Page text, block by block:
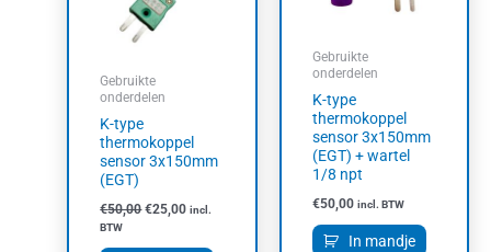
Gebruikte
onderdelen
K-type
thermokoppel
sensor 3x150mm
(EGT)
€50,00 €25,00 incl.
BTW
Gebruikte
onderdelen
K-type
thermokoppel
sensor 3x150mm
(EGT) + wartel
1/8 npt
€50,00 incl. BTW
In mandje